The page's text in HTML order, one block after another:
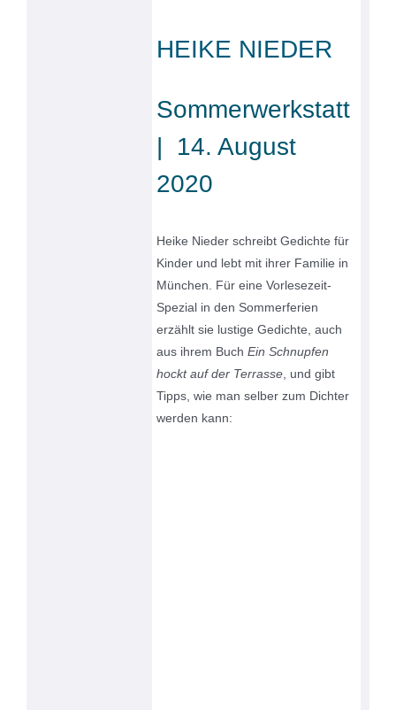
HEIKE NIEDER
Sommerwerkstatt
| 14. August
2020
Heike Nieder schreibt Gedichte für
Kinder und lebt mit ihrer Familie in
München. Für eine Vorlesezeit-
Spezial in den Sommerferien
erzählt sie lustige Gedichte, auch
aus ihrem BuchEin Schnupfen
hockt auf der Terrasse , und gibt
Tipps, wie man selber zum Dichter
werden kann: